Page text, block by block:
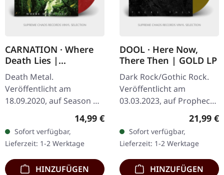
CARNATION · Where
Death Lies |
RED/WHITE/BLACK LP
Death Metal.
Veröffentlicht am
18.09.2020, auf Season Of
Mist. Rot/weiß/schwarz
marmoriertes Vinyl,
limitiert auf 450
Exemplare. Die belgische
Death…
Regulärer Preis:
14,99 €
Sofort verfügbar,
Lieferzeit: 1-2 Werktage
HINZUFÜGEN
DOOL · Here Now,
There Then | GOLD LP
Dark Rock/Gothic Rock.
Veröffentlicht am
03.03.2023, auf Prophecy
Productions. Gold Vinyl LP
mit Lyrics Sheet und
Schutzhülle. Das
holländische…
21,99 €
Sofort verfügbar,
Lieferzeit: 1-2 Werktage
HINZUFÜGEN